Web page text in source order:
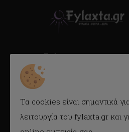
Fylaxta.gr
E-mail: info@fylaxta.gr
Τηλ./Fax: 2104941483
Κρέμου 116, Καλλιθέα,
Τα cookies είναι σημαντικά
λειτουργία του fylaxta.gr και